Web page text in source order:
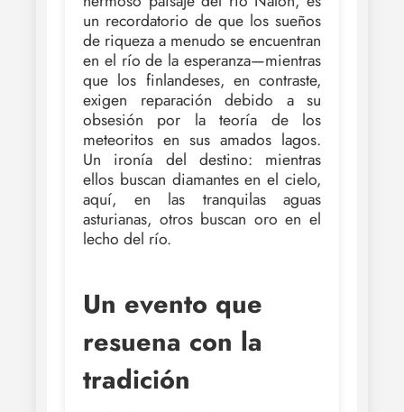
un recordatorio de que los sueños
de riqueza a menudo se encuentran
en el río de la esperanza—mientras
que los finlandeses, en contraste,
exigen reparación debido a su
obsesión por la teoría de los
meteoritos en sus amados lagos.
Un ironía del destino: mientras
ellos buscan diamantes en el cielo,
aquí, en las tranquilas aguas
asturianas, otros buscan oro en el
lecho del río.
Un evento que
resuena con la
tradición